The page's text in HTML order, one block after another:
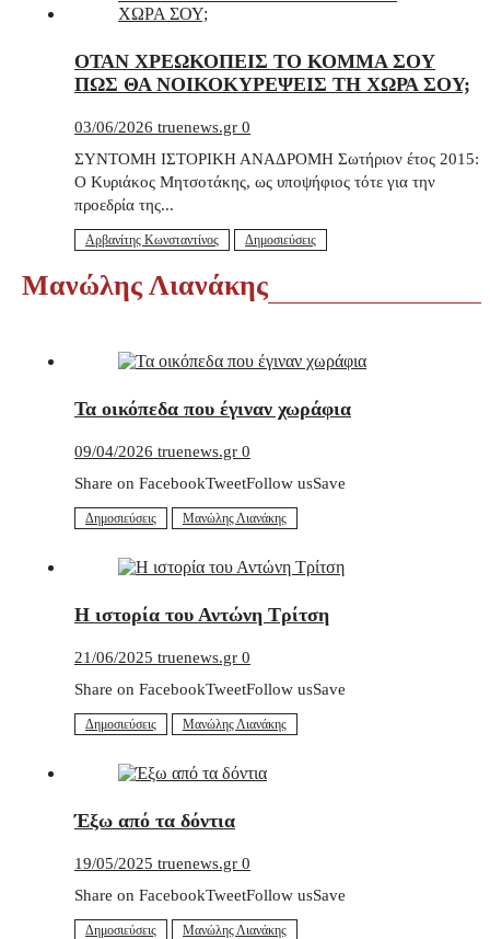
ΟΤΑΝ ΧΡΕΩΚΟΠΕΙΣ ΤΟ ΚΟΜΜΑ ΣΟΥ
ΠΩΣ ΘΑ ΝΟΙΚΟΚΥΡΕΨΕΙΣ ΤΗ ΧΩΡΑ ΣΟΥ;
03/06/2026 truenews.gr 0
ΣΥΝΤΟΜΗ ΙΣΤΟΡΙΚΗ ΑΝΑΔΡΟΜΗ Σωτήριον έτος 2015:
Ο Κυριάκος Μητσοτάκης, ως υποψήφιος τότε για την
προεδρία της...
Αρβανίτης Κωνσταντίνος Δημοσιεύσεις
Μανώλης Λιανάκης
Τα οικόπεδα που έγιναν χωράφια
09/04/2026 truenews.gr 0
Share on FacebookTweetFollow usSave
Δημοσιεύσεις Μανώλης Λιανάκης
Η ιστορία του Αντώνη Τρίτση
21/06/2025 truenews.gr 0
Share on FacebookTweetFollow usSave
Δημοσιεύσεις Μανώλης Λιανάκης
Έξω από τα δόντια
19/05/2025 truenews.gr 0
Share on FacebookTweetFollow usSave
Δημοσιεύσεις Μανώλης Λιανάκης